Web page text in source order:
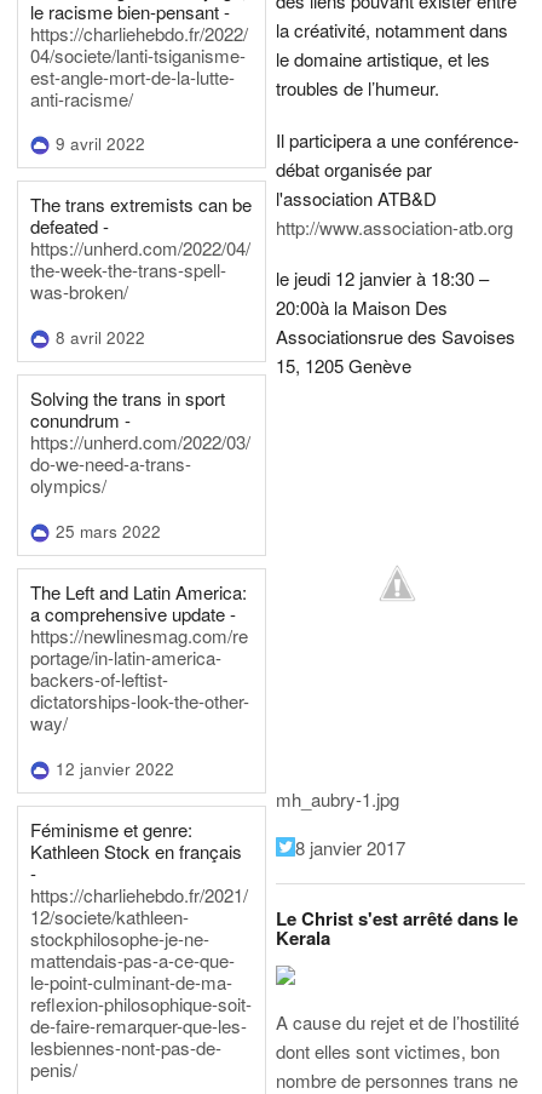
le racisme bien-pensant -
https://charliehebdo.fr/2022/
04/societe/lanti-tsiganisme-
est-angle-mort-de-la-lutte-
anti-racisme/
9 avril 2022
The trans extremists can be
defeated -
https://unherd.com/2022/04/
the-week-the-trans-spell-
was-broken/
8 avril 2022
Solving the trans in sport
conundrum -
https://unherd.com/2022/03/
do-we-need-a-trans-
olympics/
25 mars 2022
The Left and Latin America:
a comprehensive update -
https://newlinesmag.com/re
portage/in-latin-america-
backers-of-leftist-
dictatorships-look-the-other-
way/
12 janvier 2022
Féminisme et genre:
Kathleen Stock en français
-
https://charliehebdo.fr/2021/
12/societe/kathleen-
stockphilosophe-je-ne-
mattendais-pas-a-ce-que-
le-point-culminant-de-ma-
reflexion-philosophique-soit-
de-faire-remarquer-que-les-
lesbiennes-nont-pas-de-
penis/
la créativité, notamment dans
le domaine artistique, et les
troubles de l’humeur.
Il participera a une conférence-
débat organisée par
l'association ATB&D
http://www.association-atb.org
le jeudi 12 janvier à 18:30 –
20:00à la Maison Des
Associationsrue des Savoises
15, 1205 Genève
mh_aubry-1.jpg
8 janvier 2017
Le Christ s'est arrêté dans le
Kerala
A cause du rejet et de l’hostilité
dont elles sont victimes, bon
nombre de personnes trans ne